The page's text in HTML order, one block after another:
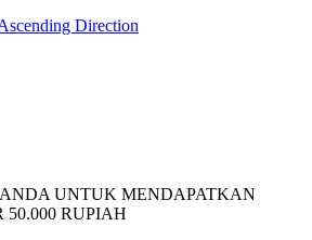
Direction
UNTUK MENDAPATKAN
50.000 RUPIAH